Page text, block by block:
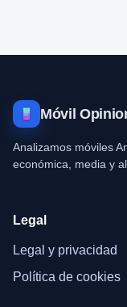
Móvil
Analizamos móviles
económica, media y
Legal
Legal y privacidad
Política de cookies